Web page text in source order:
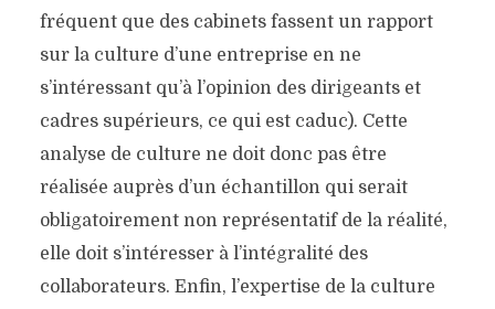
fréquent que des cabinets fassent un rapport
sur la culture d’une entreprise en ne
s’intéressant qu’à l’opinion des dirigeants et
cadres supérieurs, ce qui est caduc). Cette
analyse de culture ne doit donc pas être
réalisée auprès d’un échantillon qui serait
obligatoirement non représentatif de la réalité,
elle doit s’intéresser à l’intégralité des
collaborateurs. Enfin, l’expertise de la culture